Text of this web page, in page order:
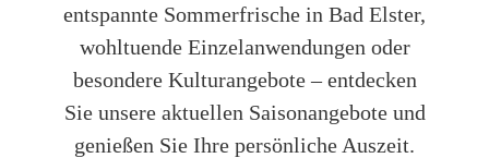
entspannte Sommerfrische in Bad Elster,
wohltuende Einzelanwendungen oder
besondere Kulturangebote – entdecken
Sie unsere aktuellen Saisonangebote und
genießen Sie Ihre persönliche Auszeit.